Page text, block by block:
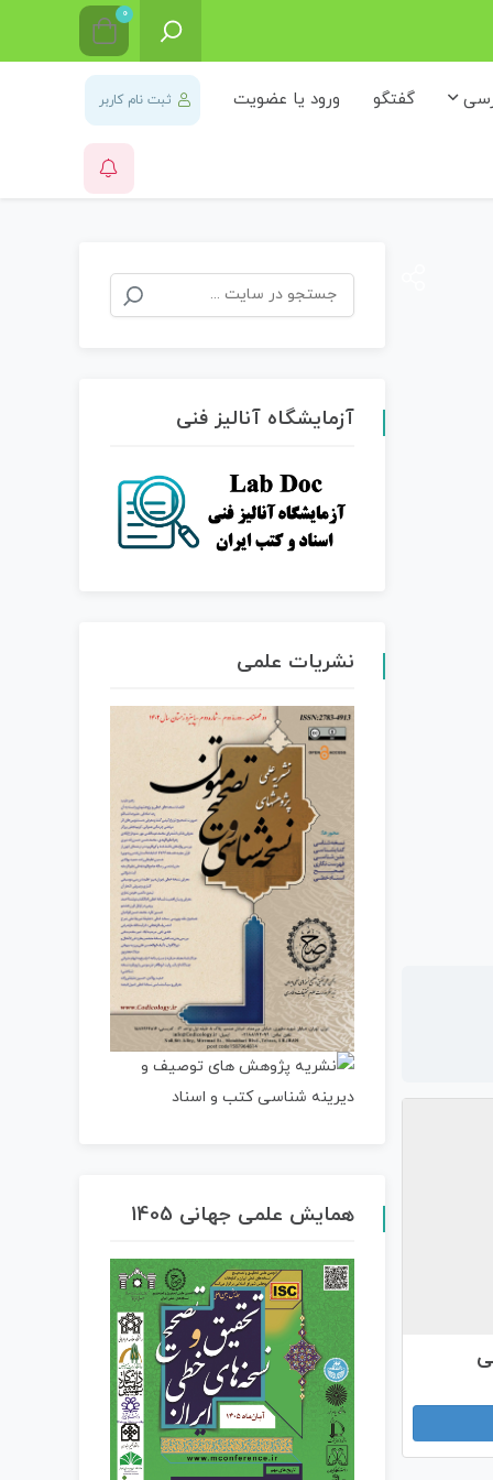
0
گفتگو ورود یا عضویت ثبت نام کاربر
جستجو
برای:
آزمایشگاه آنالیز فنی
نشریات علمی
همایش علمی جهانی 1405